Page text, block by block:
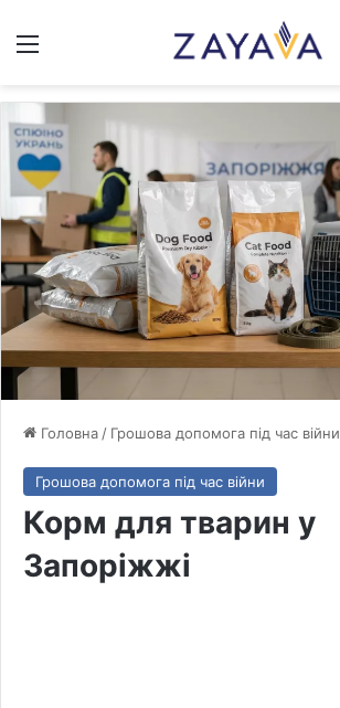
Меню
Головна / Грошова допомога під час війни
Грошова допомога під час війни
Корм для тварин у
Запоріжжі